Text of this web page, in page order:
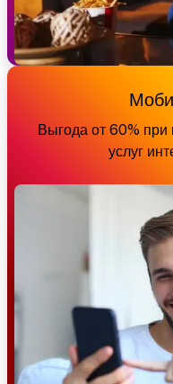
Выгода от 60% при
услуг